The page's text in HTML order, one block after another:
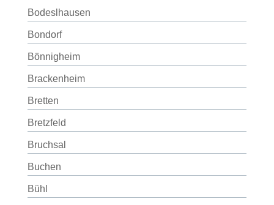
Bodeslhausen
Bondorf
Bönnigheim
Brackenheim
Bretten
Bretzfeld
Bruchsal
Buchen
Bühl